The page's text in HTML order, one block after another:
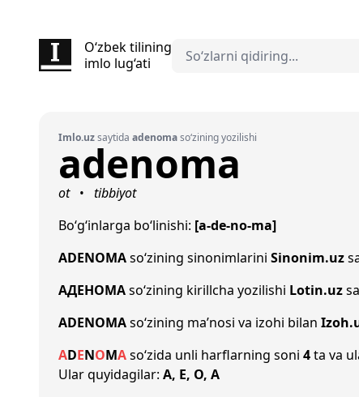
O‘zbek tilining
imlo lug‘ati
Imlo.uzsaytida adenomaso‘zining yozilishi
adenoma
ot •
tibbiyot
Bo‘g‘inlarga bo‘linishi: [a-de-no-ma]
ADENOMAso‘zining sinonimlarini Sinonim.uz
АДЕНОМАso‘zining kirillcha yozilishi Lotin.uz
ADENOMAso‘zining ma’nosi va izohi bilan
ADENOMAso‘zida unli harflarning soni 4ta va
Ular quyidagilar: A, E, O, A